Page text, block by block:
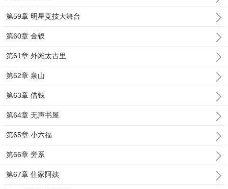
第59章 明星竞技大舞台
第60章 金钗
第61章 外滩太古里
第62章 泉山
第63章 借钱
第64章 无声书屋
第65章 小六福
第66章 旁系
第67章 住家阿姨